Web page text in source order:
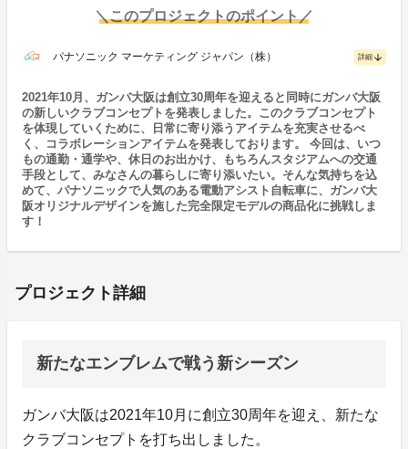
＼このプロジェクトのポイント／
パナソニック マーケティング ジャパン（株） 詳細 arrow_downward
2021年10月、ガンバ大阪は創立30周年を迎えると同時にガンバ大阪
の新しいクラブコンセプトを発表しました。このクラブコンセプト
を体現していくために、日常に寄り添うアイテムを充実させるべ
く、コラボレーションアイテムを発表しております。 今回は、いつ
もの通勤・通学や、休日のお出かけ、もちろんスタジアムへの交通
手段として、みなさんの暮らしに寄り添いたい。そんな気持ちを込
めて、パナソニックで人気のある電動アシスト自転車に、ガンバ大
阪オリジナルデザインを施した完全限定モデルの商品化に挑戦しま
す！
プロジェクト詳細
新たなエンブレムで戦う新シーズン
ガンバ大阪は2021年10月に創立30周年を迎え、新たな
クラブコンセプトを打ち出しました。